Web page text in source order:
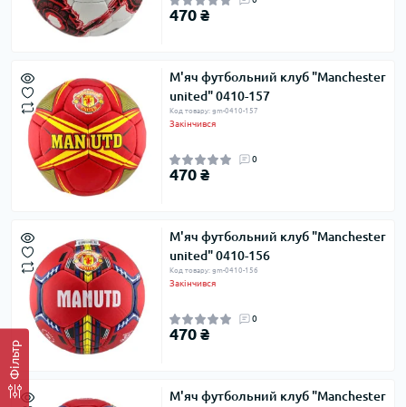
Фільтр
470 ₴
М'яч футбольний клуб "Manchester
united" 0410-157
Код товару: gm-0410-157
Закінчився
0
470 ₴
М'яч футбольний клуб "Manchester
united" 0410-156
Код товару: gm-0410-156
Закінчився
0
470 ₴
М'яч футбольний клуб "Manchester